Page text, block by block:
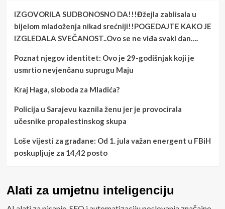
IZGOVORILA SUDBONOSNO DA!!!Đžejla zablisala u
bijelom mladoženja nikad srećniji!!POGEDAJTE KAKO JE
IZGLEDALA SVEČANOST..Ovo se ne viđa svaki dan….
Poznat njegov identitet: Ovo je 29-godišnjak koji je
usmrtio nevjenčanu suprugu Maju
Kraj Haga, sloboda za Mladića?
Policija u Sarajevu kaznila ženu jer je provocirala
učesnike propalestinskog skupa
Loše vijesti za građane: Od 1. jula važan energent u FBiH
poskupljuje za 14,42 posto
Alati za umjetnu inteligenciju